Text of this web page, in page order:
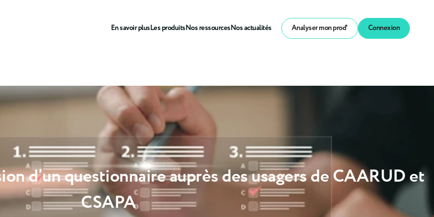
En savoir plusLes produitsNos ressourcesNos actualités Analyser mon prod' Connexion
d’un questionnaire auprès des usagers de CAARUD et
CSAPA